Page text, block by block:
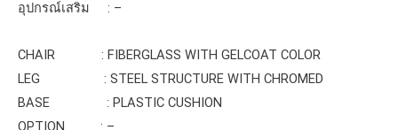
อุปกรณ์เสริม : –
CHAIR : FIBERGLASS WITH GELCOAT COLOR
LEG : STEEL STRUCTURE WITH CHROMED
BASE : PLASTIC CUSHION
OPTION : –